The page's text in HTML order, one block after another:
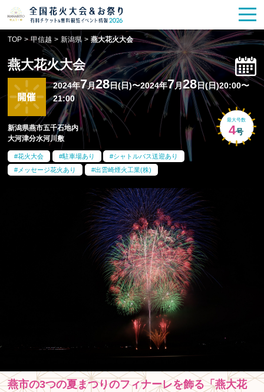
花火大会
HANABITOの道
有料観覧席 販売一覧
ポスター一覧
SPICE
今週末開催花火・祭一覧
TOP
TOP > 甲信越 > 新潟県 > 燕大花火大会
燕大花火大会
最大号数
4号
2024年7月28日(日)〜2024年7月28日(日)20:00〜
21:00
新潟県燕市五千石地内
大河津分水河川敷
花火大会 駐車場あり
シャトルバス送迎あり
メッセージ花火あり
出雲崎煙火工業(株)
燕市の3つの夏まつりのフィナーレを飾る「燕大花